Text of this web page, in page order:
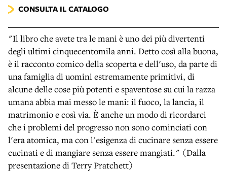
CONSULTA IL CATALOGO
"Il libro che avete tra le mani è uno dei più divertenti
degli ultimi cinquecentomila anni. Detto così alla buona,
è il racconto comico della scoperta e dell'uso, da parte di
una famiglia di uomini estremamente primitivi, di
alcune delle cose più potenti e spaventose su cui la razza
umana abbia mai messo le mani: il fuoco, la lancia, il
matrimonio e così via. È anche un modo di ricordarci
che i problemi del progresso non sono cominciati con
l'era atomica, ma con l'esigenza di cucinare senza essere
cucinati e di mangiare senza essere mangiati." (Dalla
presentazione di Terry Pratchett)